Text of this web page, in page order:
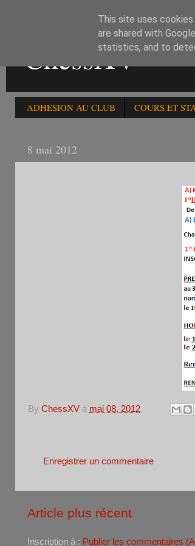
ChessXV
ADHESION AU CLUB COURS ET
8 mai 2012
By ChessXV à mai 08, 2012
Enregistrer un commentaire
Article plus récent
Inscription à : Publier les commentaires
This site uses
are shared with
statistics, and to